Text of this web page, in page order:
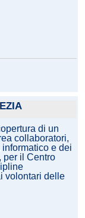
di un
collaboratori,
e dei
per il Centro
volontari delle